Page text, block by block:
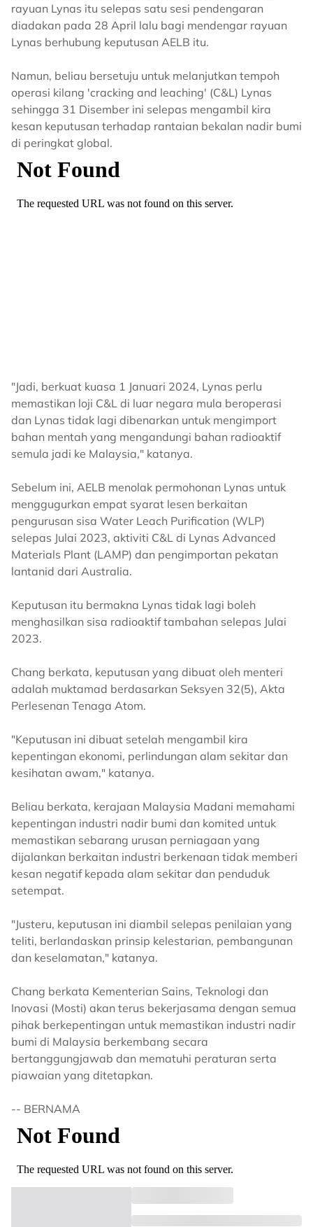
rayuan Lynas itu selepas satu sesi pendengaran
diadakan pada 28 April lalu bagi mendengar rayuan
Lynas berhubung keputusan AELB itu.
Namun, beliau bersetuju untuk melanjutkan tempoh
operasi kilang 'cracking and leaching' (C&L) Lynas
sehingga 31 Disember ini selepas mengambil kira
kesan keputusan terhadap rantaian bekalan nadir bumi
di peringkat global.
"Jadi, berkuat kuasa 1 Januari 2024, Lynas perlu
memastikan loji C&L di luar negara mula beroperasi
dan Lynas tidak lagi dibenarkan untuk mengimport
bahan mentah yang mengandungi bahan radioaktif
semula jadi ke Malaysia," katanya.
Sebelum ini, AELB menolak permohonan Lynas untuk
menggugurkan empat syarat lesen berkaitan
pengurusan sisa Water Leach Purification (WLP)
selepas Julai 2023, aktiviti C&L di Lynas Advanced
Materials Plant (LAMP) dan pengimportan pekatan
lantanid dari Australia.
Keputusan itu bermakna Lynas tidak lagi boleh
menghasilkan sisa radioaktif tambahan selepas Julai
2023.
Chang berkata, keputusan yang dibuat oleh menteri
adalah muktamad berdasarkan Seksyen 32(5), Akta
Perlesenan Tenaga Atom.
"Keputusan ini dibuat setelah mengambil kira
kepentingan ekonomi, perlindungan alam sekitar dan
kesihatan awam," katanya.
Beliau berkata, kerajaan Malaysia Madani memahami
kepentingan industri nadir bumi dan komited untuk
memastikan sebarang urusan perniagaan yang
dijalankan berkaitan industri berkenaan tidak memberi
kesan negatif kepada alam sekitar dan penduduk
setempat.
"Justeru, keputusan ini diambil selepas penilaian yang
teliti, berlandaskan prinsip kelestarian, pembangunan
dan keselamatan," katanya.
Chang berkata Kementerian Sains, Teknologi dan
Inovasi (Mosti) akan terus bekerjasama dengan semua
pihak berkepentingan untuk memastikan industri nadir
bumi di Malaysia berkembang secara
bertanggungjawab dan mematuhi peraturan serta
piawaian yang ditetapkan.
-- BERNAMA